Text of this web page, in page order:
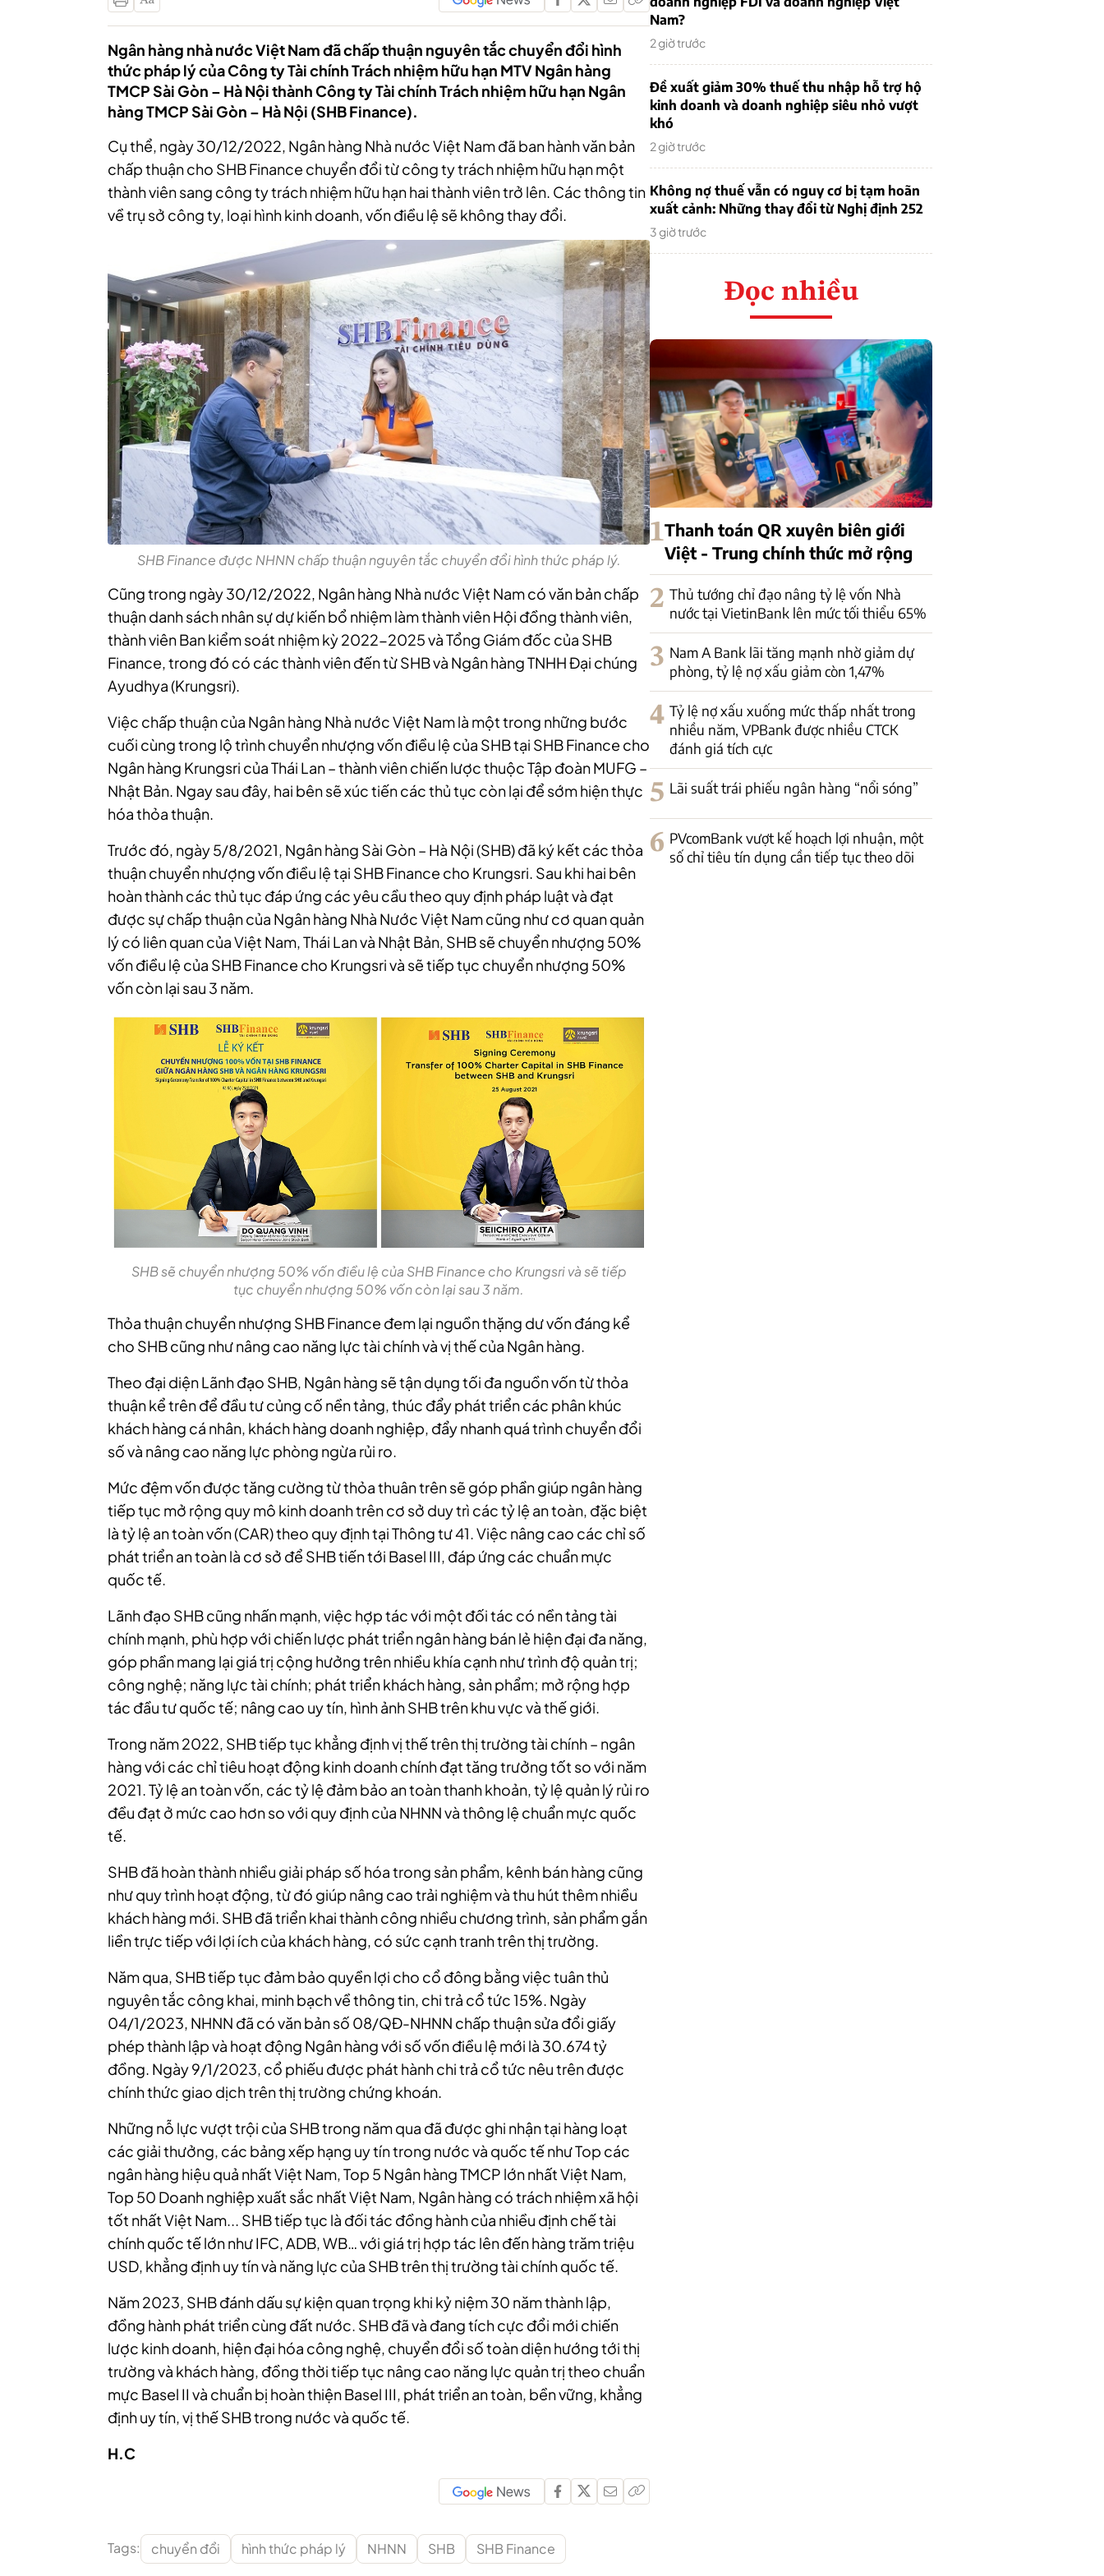
Ngân hàng nhà nước Việt Nam đã chấp thuận nguyên tắc chuyển đổi hình
thức pháp lý của Công ty Tài chính Trách nhiệm hữu hạn MTV Ngân hàng
TMCP Sài Gòn – Hà Nội thành Công ty Tài chính Trách nhiệm hữu hạn Ngân
hàng TMCP Sài Gòn – Hà Nội (SHB Finance).
Cụ thể, ngày 30/12/2022, Ngân hàng Nhà nước Việt Nam đã ban hành văn bản
chấp thuận cho SHB Finance chuyển đổi từ công ty trách nhiệm hữu hạn một
thành viên sang công ty trách nhiệm hữu hạn hai thành viên trở lên. Các thông tin
về trụ sở công ty, loại hình kinh doanh, vốn điều lệ sẽ không thay đổi.
SHB Finance được NHNN chấp thuận nguyên tắc chuyển đổi hình thức pháp lý.
Cũng trong ngày 30/12/2022, Ngân hàng Nhà nước Việt Nam có văn bản chấp
thuận danh sách nhân sự dự kiến bổ nhiệm làm thành viên Hội đồng thành viên,
thành viên Ban kiểm soát nhiệm kỳ 2022-2025 và Tổng Giám đốc của SHB
Finance, trong đó có các thành viên đến từ SHB và Ngân hàng TNHH Đại chúng
Ayudhya (Krungsri).
Việc chấp thuận của Ngân hàng Nhà nước Việt Nam là một trong những bước
cuối cùng trong lộ trình chuyển nhượng vốn điều lệ của SHB tại SHB Finance cho
Ngân hàng Krungsri của Thái Lan – thành viên chiến lược thuộc Tập đoàn MUFG –
Nhật Bản. Ngay sau đây, hai bên sẽ xúc tiến các thủ tục còn lại để sớm hiện thực
hóa thỏa thuận.
Trước đó, ngày 5/8/2021, Ngân hàng Sài Gòn – Hà Nội (SHB) đã ký kết các thỏa
thuận chuyển nhượng vốn điều lệ tại SHB Finance cho Krungsri. Sau khi hai bên
hoàn thành các thủ tục đáp ứng các yêu cầu theo quy định pháp luật và đạt
được sự chấp thuận của Ngân hàng Nhà Nước Việt Nam cũng như cơ quan quản
lý có liên quan của Việt Nam, Thái Lan và Nhật Bản, SHB sẽ chuyển nhượng 50%
vốn điều lệ của SHB Finance cho Krungsri và sẽ tiếp tục chuyển nhượng 50%
vốn còn lại sau 3 năm.
SHB sẽ chuyển nhượng 50% vốn điều lệ của SHB Finance cho Krungsri và sẽ tiếp
tục chuyển nhượng 50% vốn còn lại sau 3 năm.
Thỏa thuận chuyển nhượng SHB Finance đem lại nguồn thặng dư vốn đáng kể
cho SHB cũng như nâng cao năng lực tài chính và vị thế của Ngân hàng.
Theo đại diện Lãnh đạo SHB, Ngân hàng sẽ tận dụng tối đa nguồn vốn từ thỏa
thuận kể trên để đầu tư củng cố nền tảng, thúc đẩy phát triển các phân khúc
khách hàng cá nhân, khách hàng doanh nghiệp, đẩy nhanh quá trình chuyển đổi
số và nâng cao năng lực phòng ngừa rủi ro.
Mức đệm vốn được tăng cường từ thỏa thuân trên sẽ góp phần giúp ngân hàng
tiếp tục mở rộng quy mô kinh doanh trên cơ sở duy trì các tỷ lệ an toàn, đặc biệt
là tỷ lệ an toàn vốn (CAR) theo quy định tại Thông tư 41. Việc nâng cao các chỉ số
phát triển an toàn là cơ sở để SHB tiến tới Basel III, đáp ứng các chuẩn mực
quốc tế.
Lãnh đạo SHB cũng nhấn mạnh, việc hợp tác với một đối tác có nền tảng tài
chính mạnh, phù hợp với chiến lược phát triển ngân hàng bán lẻ hiện đại đa năng,
góp phần mang lại giá trị cộng hưởng trên nhiều khía cạnh như trình độ quản trị;
công nghệ; năng lực tài chính; phát triển khách hàng, sản phẩm; mở rộng hợp
tác đầu tư quốc tế; nâng cao uy tín, hình ảnh SHB trên khu vực và thế giới.
Trong năm 2022, SHB tiếp tục khẳng định vị thế trên thị trường tài chính – ngân
hàng với các chỉ tiêu hoạt động kinh doanh chính đạt tăng trưởng tốt so với năm
2021. Tỷ lệ an toàn vốn, các tỷ lệ đảm bảo an toàn thanh khoản, tỷ lệ quản lý rủi ro
đều đạt ở mức cao hơn so với quy định của NHNN và thông lệ chuẩn mực quốc
tế.
SHB đã hoàn thành nhiều giải pháp số hóa trong sản phẩm, kênh bán hàng cũng
như quy trình hoạt động, từ đó giúp nâng cao trải nghiệm và thu hút thêm nhiều
khách hàng mới. SHB đã triển khai thành công nhiều chương trình, sản phẩm gắn
liền trực tiếp với lợi ích của khách hàng, có sức cạnh tranh trên thị trường.
Năm qua, SHB tiếp tục đảm bảo quyền lợi cho cổ đông bằng việc tuân thủ
nguyên tắc công khai, minh bạch về thông tin, chi trả cổ tức 15%. Ngày
04/1/2023, NHNN đã có văn bản số 08/QĐ-NHNN chấp thuận sửa đổi giấy
phép thành lập và hoạt động Ngân hàng với số vốn điều lệ mới là 30.674 tỷ
đồng. Ngày 9/1/2023, cổ phiếu được phát hành chi trả cổ tức nêu trên được
chính thức giao dịch trên thị trường chứng khoán.
Những nỗ lực vượt trội của SHB trong năm qua đã được ghi nhận tại hàng loạt
các giải thưởng, các bảng xếp hạng uy tín trong nước và quốc tế như Top các
ngân hàng hiệu quả nhất Việt Nam, Top 5 Ngân hàng TMCP lớn nhất Việt Nam,
Top 50 Doanh nghiệp xuất sắc nhất Việt Nam, Ngân hàng có trách nhiệm xã hội
tốt nhất Việt Nam... SHB tiếp tục là đối tác đồng hành của nhiều định chế tài
chính quốc tế lớn như IFC, ADB, WB… với giá trị hợp tác lên đến hàng trăm triệu
USD, khẳng định uy tín và năng lực của SHB trên thị trường tài chính quốc tế.
Năm 2023, SHB đánh dấu sự kiện quan trọng khi kỷ niệm 30 năm thành lập,
đồng hành phát triển cùng đất nước. SHB đã và đang tích cực đổi mới chiến
lược kinh doanh, hiện đại hóa công nghệ, chuyển đổi số toàn diện hướng tới thị
trường và khách hàng, đồng thời tiếp tục nâng cao năng lực quản trị theo chuẩn
mực Basel II và chuẩn bị hoàn thiện Basel III, phát triển an toàn, bền vững, khẳng
định uy tín, vị thế SHB trong nước và quốc tế.
H.C
Tags: chuyển đổi hình thức pháp lý NHNN SHB SHB Finance
Nam?
2 giờ trước
Đề xuất giảm 30% thuế thu nhập hỗ trợ hộ
kinh doanh và doanh nghiệp siêu nhỏ vượt
khó
2 giờ trước
Không nợ thuế vẫn có nguy cơ bị tạm hoãn
xuất cảnh: Những thay đổi từ Nghị định 252
3 giờ trước
Đọc nhiều
1Thanh toán QR xuyên biên giới
Việt - Trung chính thức mở rộng
2 Thủ tướng chỉ đạo nâng tỷ lệ vốn Nhà
nước tại VietinBank lên mức tối thiểu 65%
3 Nam A Bank lãi tăng mạnh nhờ giảm dự
phòng, tỷ lệ nợ xấu giảm còn 1,47%
4 Tỷ lệ nợ xấu xuống mức thấp nhất trong
nhiều năm, VPBank được nhiều CTCK
đánh giá tích cực
5 Lãi suất trái phiếu ngân hàng “nổi sóng”
6 PVcomBank vượt kế hoạch lợi nhuận, một
số chỉ tiêu tín dụng cần tiếp tục theo dõi